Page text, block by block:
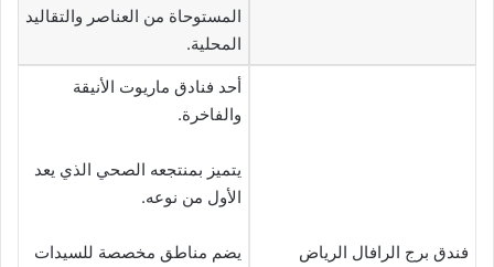
المستوحاة من العناصر والتقاليد
المحلية.
فندق برج الرافال الرياض
أحد فنادق ماريوت الأنيقة
والفاخرة.
يتميز بمنتجعه الصحي الذي يعد
الأول من نوعه.
يضم مناطق مخصصة للسيدات